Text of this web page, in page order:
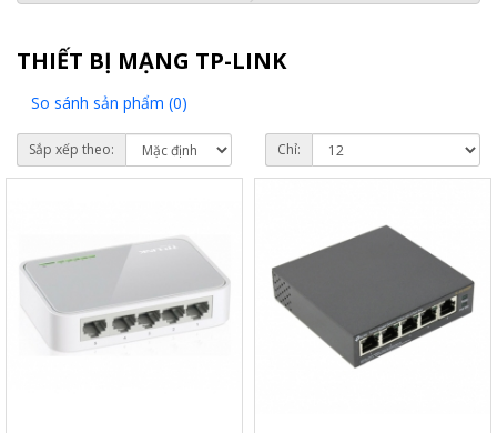
THIẾT BỊ MẠNG TP-LINK
So sánh sản phẩm (0)
Sắp xếp theo: Chỉ: